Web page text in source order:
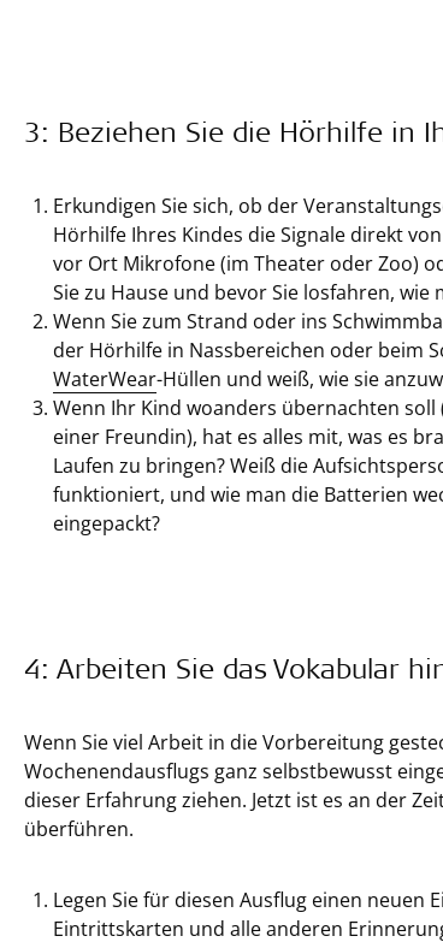
3: Beziehen Sie die Hörhilfe in
Erkundigen Sie sich, ob der
Hörhilfe Ihres Kindes die Signale direkt
vor Ort Mikrofone (im Theater oder Zoo)
Sie zu Hause und bevor Sie losfahren, wie
Wenn Sie zum Strand oder ins
der Hörhilfe in Nassbereichen oder beim
WaterWear-Hüllen und weiß, wie sie
Wenn Ihr Kind woanders übernachten
einer Freundin), hat es alles mit, was es
Laufen zu bringen? Weiß die
funktioniert, und wie man die Batterien
eingepackt?
4: Arbeiten Sie das Vokabular
Wenn Sie viel Arbeit in die Vorbereitung
Wochenendausflugs ganz selbstbewusst
dieser Erfahrung ziehen. Jetzt ist es an der
überführen.
Legen Sie für diesen Ausflug einen neuen
Eintrittskarten und alle anderen